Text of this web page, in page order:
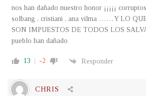
nos han dañado nuestro honor ¡¡¡¡¡
solbang , cristiani , ana vilma ……Y LO
SON IMPUESTOS DE TODOS LOS
pueblo han dañado
13 -2 Responder
CHRIS